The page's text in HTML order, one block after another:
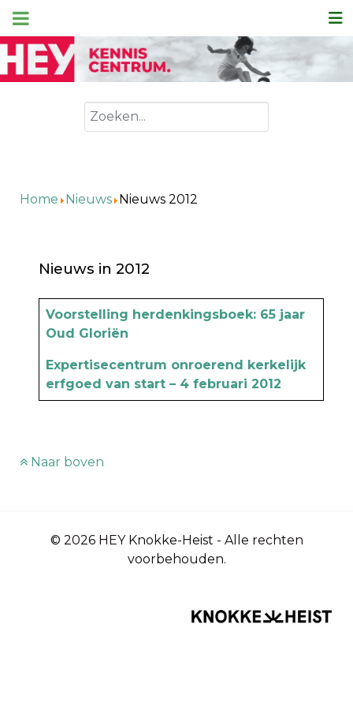
Zoeken
Home Nieuws Nieuws 2012
Nieuws in 2012
Artikels
Titel
Voorstelling herdenkingsboek: 65 jaar
Oud Gloriën
Expertisecentrum onroerend kerkelijk
erfgoed van start – 4 februari 2012
Naar boven
© 2026 HEY Knokke-Heist - Alle rechten
voorbehouden.